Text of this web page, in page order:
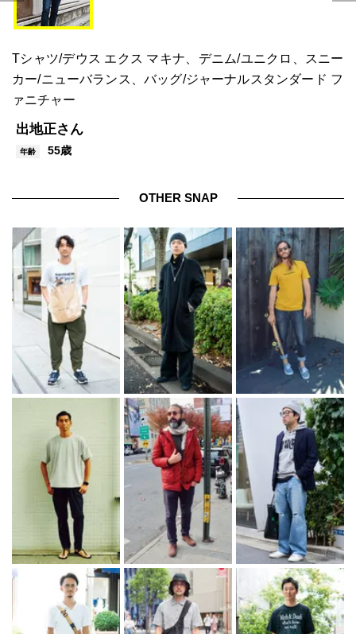
Tシャツ/デウス エクス マキナ、デニム/ユニクロ、スニー
カー/ニューバランス、バッグ/ジャーナルスタンダード フ
ァニチャー
出地正さん
年齢 55歳
OTHER SNAP